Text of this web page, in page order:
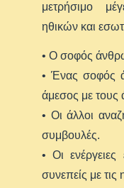
μετρήσιμο
ηθικών και
• Ο σοφός
• Ένας σοφός
άμεσος με τους
• Οι άλλοι
συμβουλές.
• Οι
συνεπείς με τις